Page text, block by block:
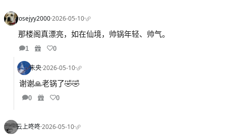
rosejyy2000·2026-05-10·
那楼阁真漂亮，如在仙境，帅锅年轻、帅气。
1 0
未央·2026-05-10·
谢谢🙏老锅了🤣🤣
0 0
云上咚咚·2026-05-10·